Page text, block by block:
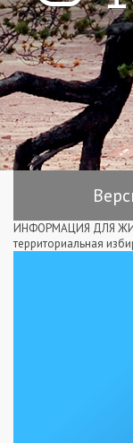
ИНФОРМАЦИЯ ДЛЯ
территориальная